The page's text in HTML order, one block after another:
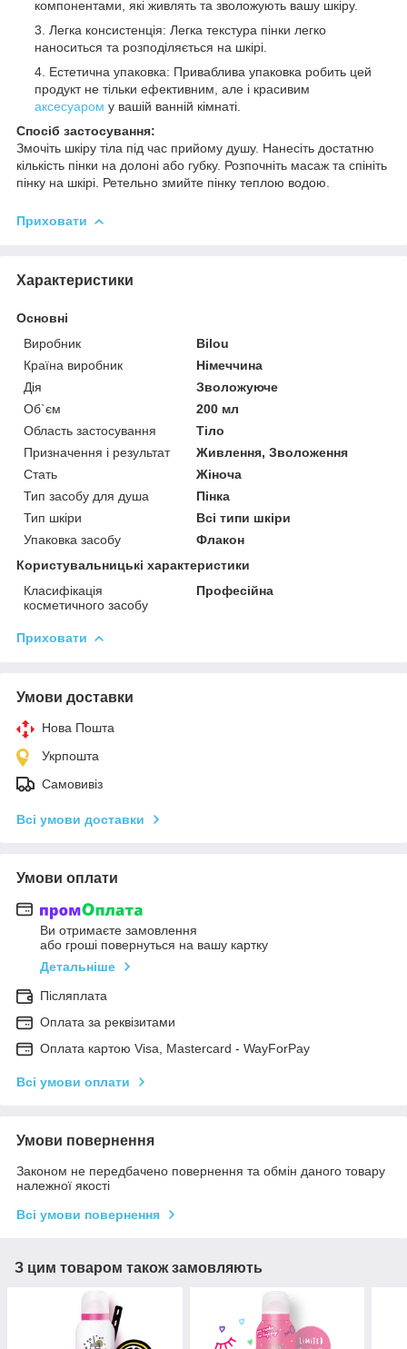
компонентами, які живлять та зволожують вашу шкіру.
Легка консистенція: Легка текстура пінки легко
наноситься та розподіляється на шкірі.
Естетична упаковка: Приваблива упаковка робить цей
продукт не тільки ефективним, але і красивим
аксесуаром у вашій ванній кімнаті.
Спосіб застосування:
Змочіть шкіру тіла під час прийому душу. Нанесіть достатню
кількість пінки на долоні або губку. Розпочніть масаж та спініть
пінку на шкірі. Ретельно змийте пінку теплою водою.
Приховати
Характеристики
Основні
Виробник
Bilou
Країна виробник
Німеччина
Дія
Зволожуюче
Об`єм
200 мл
Область застосування
Тіло
Призначення і результат
Живлення, Зволоження
Стать
Жіноча
Тип засобу для душа
Пінка
Тип шкіри
Всі типи шкіри
Упаковка засобу
Флакон
Користувальницькі характеристики
Класифікація
косметичного засобу
Професійна
Приховати
Умови доставки
Нова Пошта
Укрпошта
Самовивіз
Всі умови доставки
Умови оплати
Ви отримаєте замовлення
або гроші повернуться на вашу картку
Детальніше
Післяплата
Оплата за реквізитами
Оплата картою Visa, Mastercard - WayForPay
Всі умови оплати
Умови повернення
Законом не передбачено повернення та обмін даного товару
належної якості
Всі умови повернення
З цим товаром також замовляють